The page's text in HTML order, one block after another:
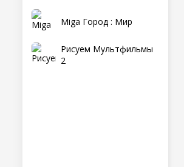
Miga Город : Мир
Рисуем Мультфильмы
2